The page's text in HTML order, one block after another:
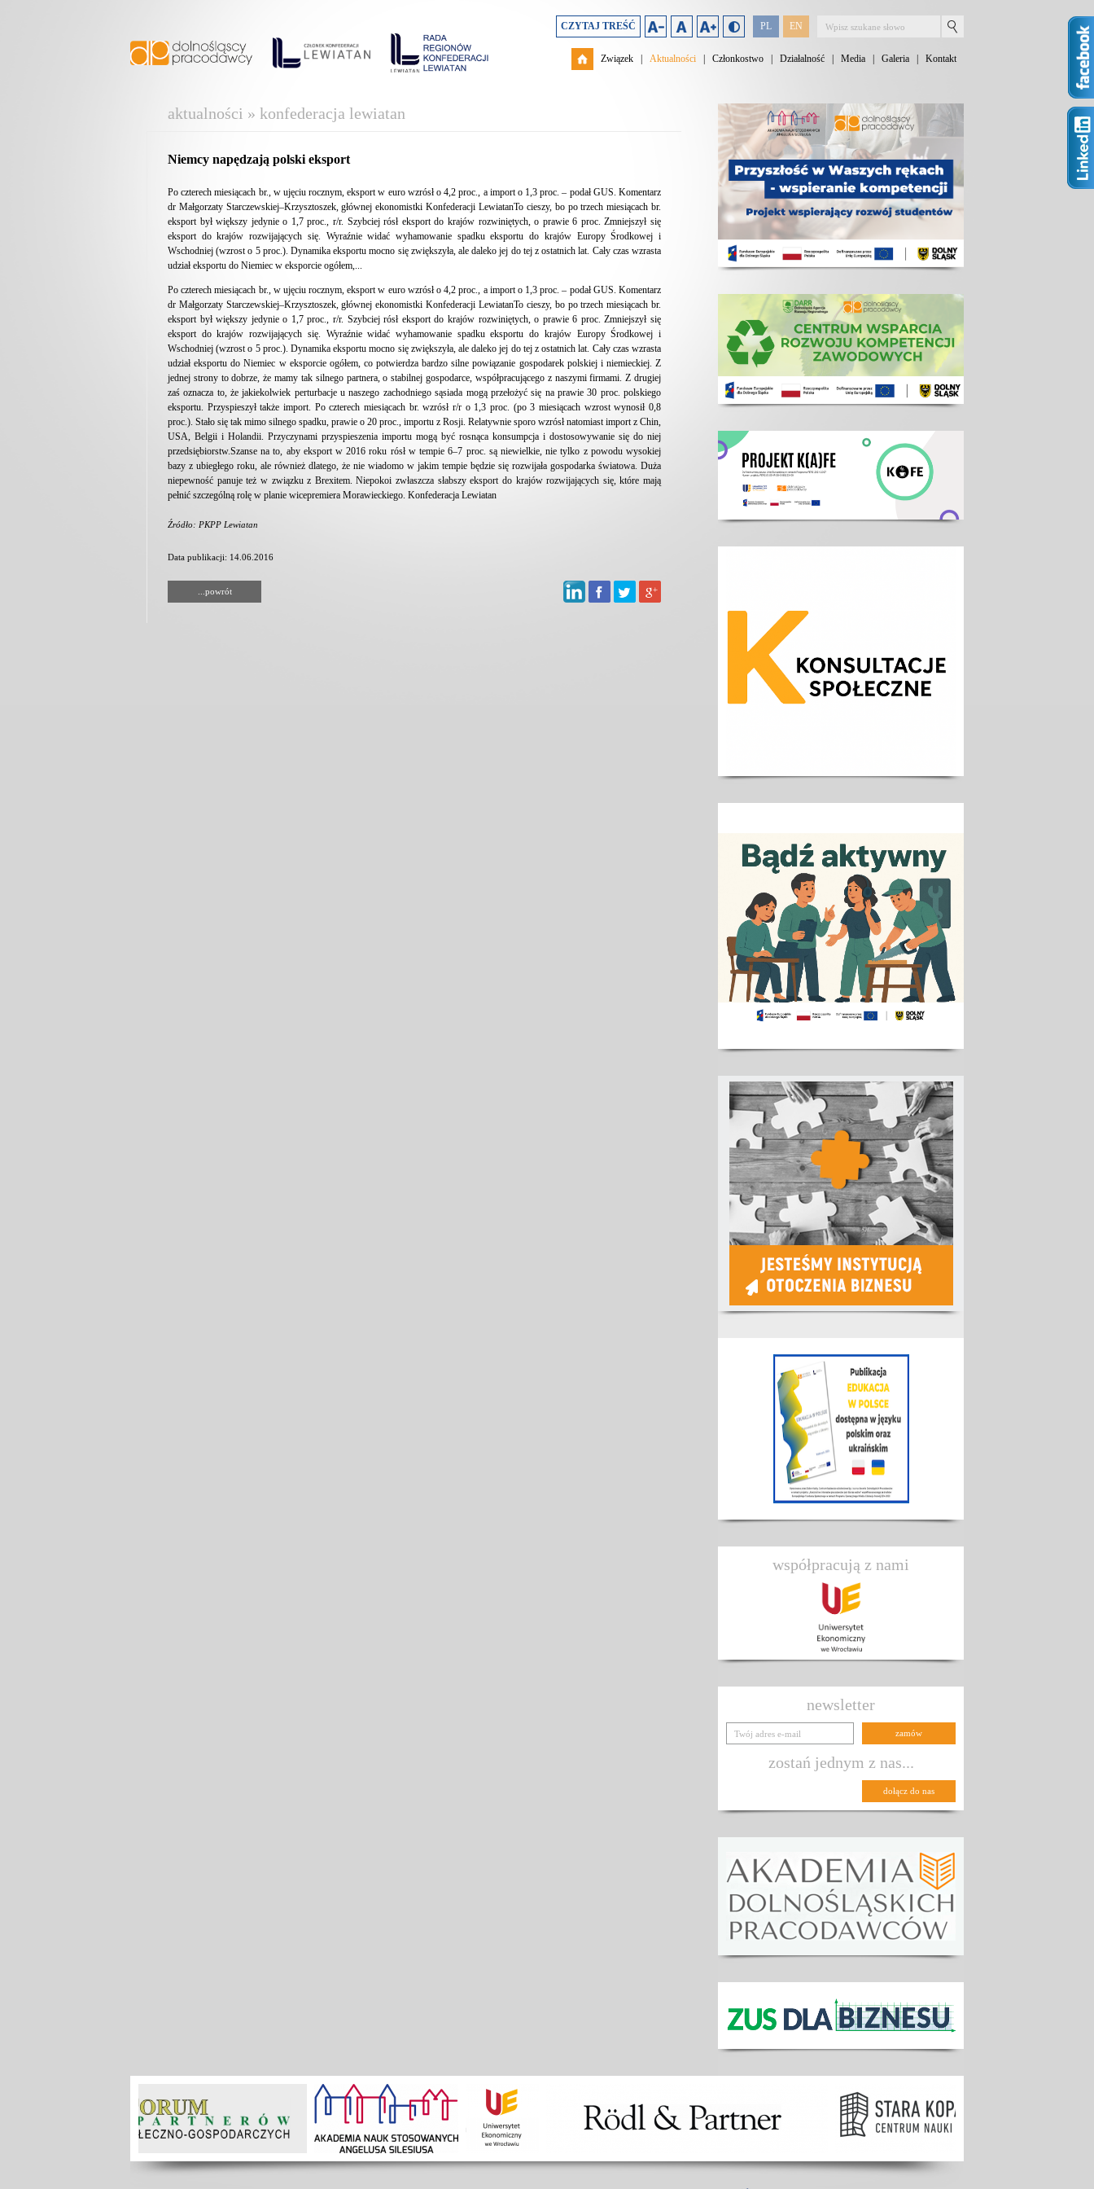
PL EN
CZYTAJ TREŚĆ
Związek Aktualności Członkostwo Działalność Media Galeria Kontakt
aktualności » konfederacja lewiatan
Niemcy napędzają polski eksport
Po czterech miesiącach br., w ujęciu rocznym, eksport w euro wzrósł o 4,2 proc., a import o 1,3 proc. – podał GUS. Komentarz
dr Małgorzaty Starczewskiej–Krzysztoszek, głównej ekonomistki Konfederacji LewiatanTo cieszy, bo po trzech miesiącach br.
eksport był większy jedynie o 1,7 proc., r/r. Szybciej rósł eksport do krajów rozwiniętych, o prawie 6 proc. Zmniejszył się
eksport do krajów rozwijających się. Wyraźnie widać wyhamowanie spadku eksportu do krajów Europy Środkowej i
Wschodniej (wzrost o 5 proc.). Dynamika eksportu mocno się zwiększyła, ale daleko jej do tej z ostatnich lat. Cały czas wzrasta
udział eksportu do Niemiec w eksporcie ogółem,...
Po czterech miesiącach br., w ujęciu rocznym, eksport w euro wzrósł o 4,2 proc., a import o 1,3 proc. – podał GUS. Komentarz
dr Małgorzaty Starczewskiej–Krzysztoszek, głównej ekonomistki Konfederacji LewiatanTo cieszy, bo po trzech miesiącach br.
eksport był większy jedynie o 1,7 proc., r/r. Szybciej rósł eksport do krajów rozwiniętych, o prawie 6 proc. Zmniejszył się
eksport do krajów rozwijających się. Wyraźnie widać wyhamowanie spadku eksportu do krajów Europy Środkowej i
Wschodniej (wzrost o 5 proc.). Dynamika eksportu mocno się zwiększyła, ale daleko jej do tej z ostatnich lat. Cały czas wzrasta
udział eksportu do Niemiec w eksporcie ogółem, co potwierdza bardzo silne powiązanie gospodarek polskiej i niemieckiej. Z
jednej strony to dobrze, że mamy tak silnego partnera, o stabilnej gospodarce, współpracującego z naszymi firmami. Z drugiej
zaś oznacza to, że jakiekolwiek perturbacje u naszego zachodniego sąsiada mogą przełożyć się na prawie 30 proc. polskiego
eksportu. Przyspieszył także import. Po czterech miesiącach br. wzrósł r/r o 1,3 proc. (po 3 miesiącach wzrost wynosił 0,8
proc.). Stało się tak mimo silnego spadku, prawie o 20 proc., importu z Rosji. Relatywnie sporo wzrósł natomiast import z Chin,
USA, Belgii i Holandii. Przyczynami przyspieszenia importu mogą być rosnąca konsumpcja i dostosowywanie się do niej
przedsiębiorstw.Szanse na to, aby eksport w 2016 roku rósł w tempie 6–7 proc. są niewielkie, nie tylko z powodu wysokiej
bazy z ubiegłego roku, ale również dlatego, że nie wiadomo w jakim tempie będzie się rozwijała gospodarka światowa. Duża
niepewność panuje też w związku z Brexitem. Niepokoi zwłaszcza słabszy eksport do krajów rozwijających się, które mają
pełnić szczególną rolę w planie wicepremiera Morawieckiego. Konfederacja Lewiatan
Źródło: PKPP Lewiatan
Data publikacji: 14.06.2016
...powrót
współpracują z nami
newsletter
zostań jednym z nas...